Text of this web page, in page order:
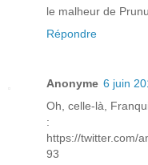
le malheur de
Répondre
Anonyme 6 juin
Oh, celle-là,
:
https://twitter.com/
93